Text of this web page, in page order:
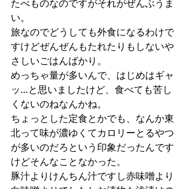
たべものなのですがそれがぜんぶうま
い。
旅なのでどうしても外食になるわけで
すけどぜんぜんもたれたりもしないや
さしいごはんばかり。
めっちゃ量が多いんで、はじめはギャ
ッ…と思いましたけど、食べても苦し
くないのねなんかね。
ちょっとした定食とかでも、なんか東
北って味が濃ゆくてカロリーとるやつ
が多いのだろという印象だったんです
けどそんなことなかった。
豚汁よりけんちん汁ですし赤味噌より